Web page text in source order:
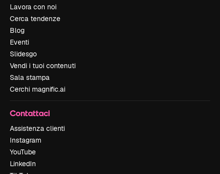
Lavora con noi
Cerca tendenze
Blog
Eventi
Slidesgo
Vendi i tuoi contenuti
Sala stampa
Cerchi magnific.ai
Contattaci
Assistenza clienti
Instagram
YouTube
LinkedIn